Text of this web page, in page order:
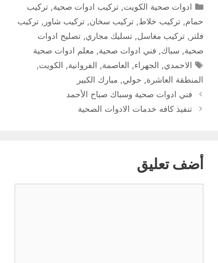
التصنيفات
ادوات صحية الكويت,تركيب ادوات صحية,تركيب
حمام, تركيب خلاط, تركيب سخان, تركيب شاور , تركيب
فلتر , تركيب مغاسل, تسليك مجاري, تصليح ادوات
صحية, سباك, فني ادوات صحية, معلم ادوات صحية
الوسوم
الاحمدي, الجهراء, العاصمة, الفروانية, الكويت,
المنطقة العاشرة, حولي, مبارك الكبير
فني ادوات صحية وسباك صباح الأحمد
تنفيذ كافه خدمات الادوات الصحية
أضف تعليق